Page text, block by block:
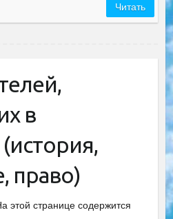
Читать
в
право)
этой странице содержится